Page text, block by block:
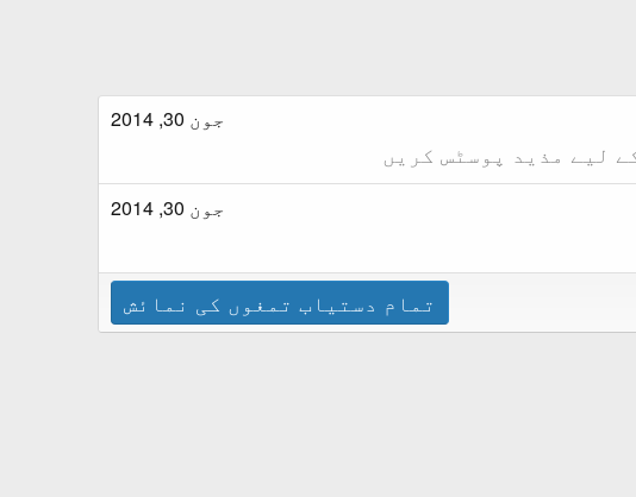
جون 30, 2014
لیے مذید پوسٹس کریں
جون 30, 2014
تمام دستیاب تمغوں کی نمائش